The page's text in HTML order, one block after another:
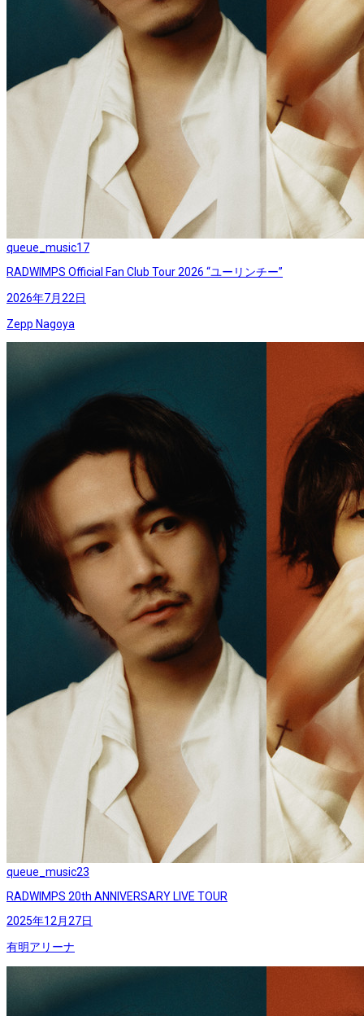
queue_music17
RADWIMPS Official Fan Club Tour 2026 “ユーリンチー”
2026年7月22日
Zepp Nagoya
queue_music23
RADWIMPS 20th ANNIVERSARY LIVE TOUR
2025年12月27日
有明アリーナ